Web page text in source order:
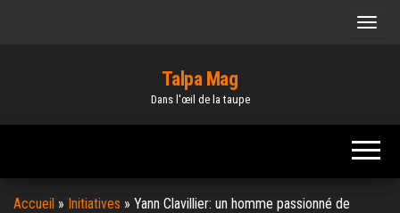
Talpa Mag
Dans l'œil de la taupe
Accueil » Initiatives » Yann Clavillier: un homme passionné de